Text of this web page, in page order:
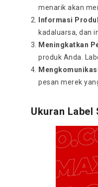
menarik akan
Informasi
kadaluarsa, dan
Meningkatkan
produk Anda.
pesan merek
Ukuran Label